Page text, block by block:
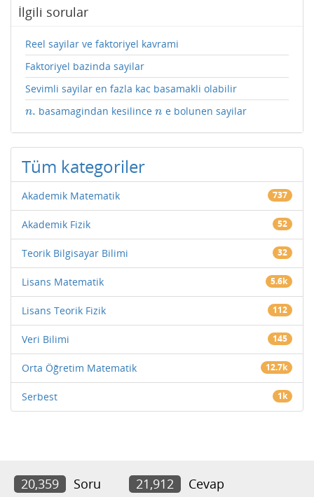
İlgili sorular
Reel sayilar ve faktoriyel kavrami
Faktoriyel bazinda sayilar
Sevimli sayilar en fazla kac basamakli olabilir
n.
n. basamagindan kesilincen
n e bolunen sayilar
Tüm kategoriler
Akademik Matematik 737
Akademik Fizik 52
Teorik Bilgisayar Bilimi 32
Lisans Matematik 5.6k
Lisans Teorik Fizik 112
Veri Bilimi 145
Orta Öğretim Matematik 12.7k
Serbest 1k
20,359 Soru 21,912 Cevap